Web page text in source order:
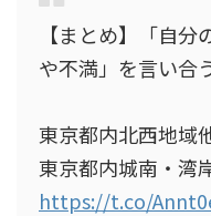
【まとめ】「自
や不満」を言い合
東京都内北西地域
東京都内城南・湾
https://t.co/